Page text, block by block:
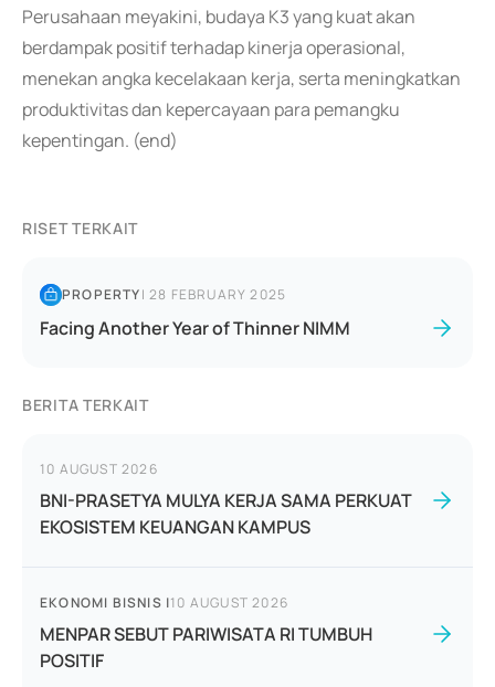
Perusahaan meyakini, budaya K3 yang kuat akan
berdampak positif terhadap kinerja operasional,
menekan angka kecelakaan kerja, serta meningkatkan
produktivitas dan kepercayaan para pemangku
kepentingan. (end)
RISET TERKAIT
PROPERTY|28 FEBRUARY 2025
Facing Another Year of Thinner NIMM
BERITA TERKAIT
10 AUGUST 2026
BNI-PRASETYA MULYA KERJA SAMA PERKUAT
EKOSISTEM KEUANGAN KAMPUS
EKONOMI BISNIS |10 AUGUST 2026
MENPAR SEBUT PARIWISATA RI TUMBUH
POSITIF